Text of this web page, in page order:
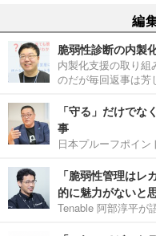
編
脆弱性診断の内製
内製化支援の取り組
のだが毎回返事は芳
「守る」だけで
事
日本プルーフポイ
「脆弱性管理は
的に魅力がないと
Tenable 阿部淳平が